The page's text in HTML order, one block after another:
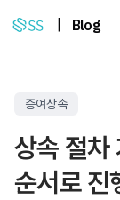
Blog
증여상속
상속 절차
순서로 진